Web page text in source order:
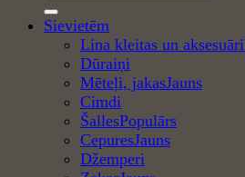
Sievietēm
Lina kleitas un aksesuāri
Dūraiņi
Mēteļi, jakas
Cimdi
Šalles
Cepures
Džemperi